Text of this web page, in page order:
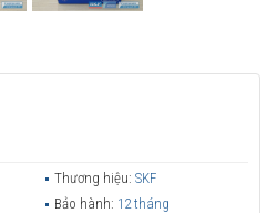
Thương hiệu: SKF
Bảo hành: 12 tháng